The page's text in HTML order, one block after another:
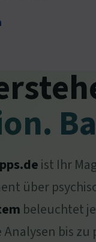
ist Ihr
über
beleuchtet
bis